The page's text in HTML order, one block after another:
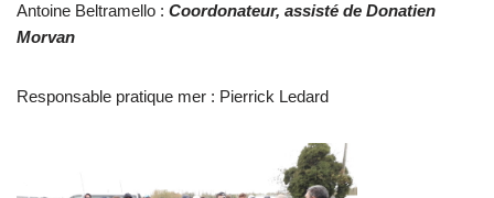
Antoine Beltramello : Coordonateur, assisté de Donatien
Morvan
Responsable pratique mer : Pierrick Ledard